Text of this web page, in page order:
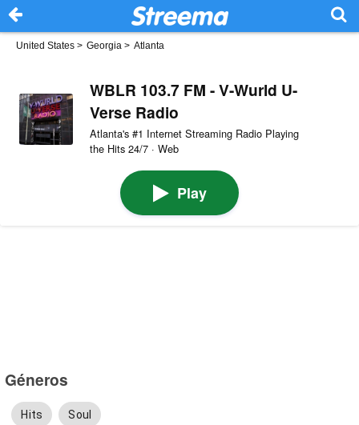
United States > Georgia > Atlanta
WBLR 103.7 FM - V-Wurld U-
Verse Radio
Atlanta's #1 Internet Streaming Radio Playing
the Hits 24/7 · Web
Play
Géneros
Hits Soul